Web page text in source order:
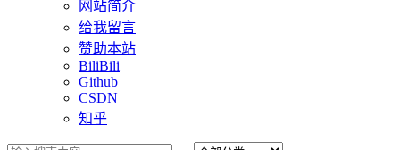
网站简介
给我留言
赞助本站
BiliBili
Github
CSDN
知乎